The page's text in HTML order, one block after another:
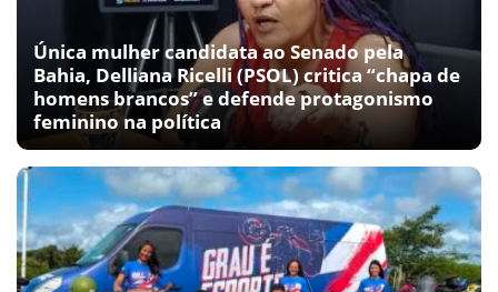
Única mulher candidata ao Senado pela
Bahia, Delliana Ricelli (PSOL) critica “chapa de
homens brancos” e defende protagonismo
feminino na política